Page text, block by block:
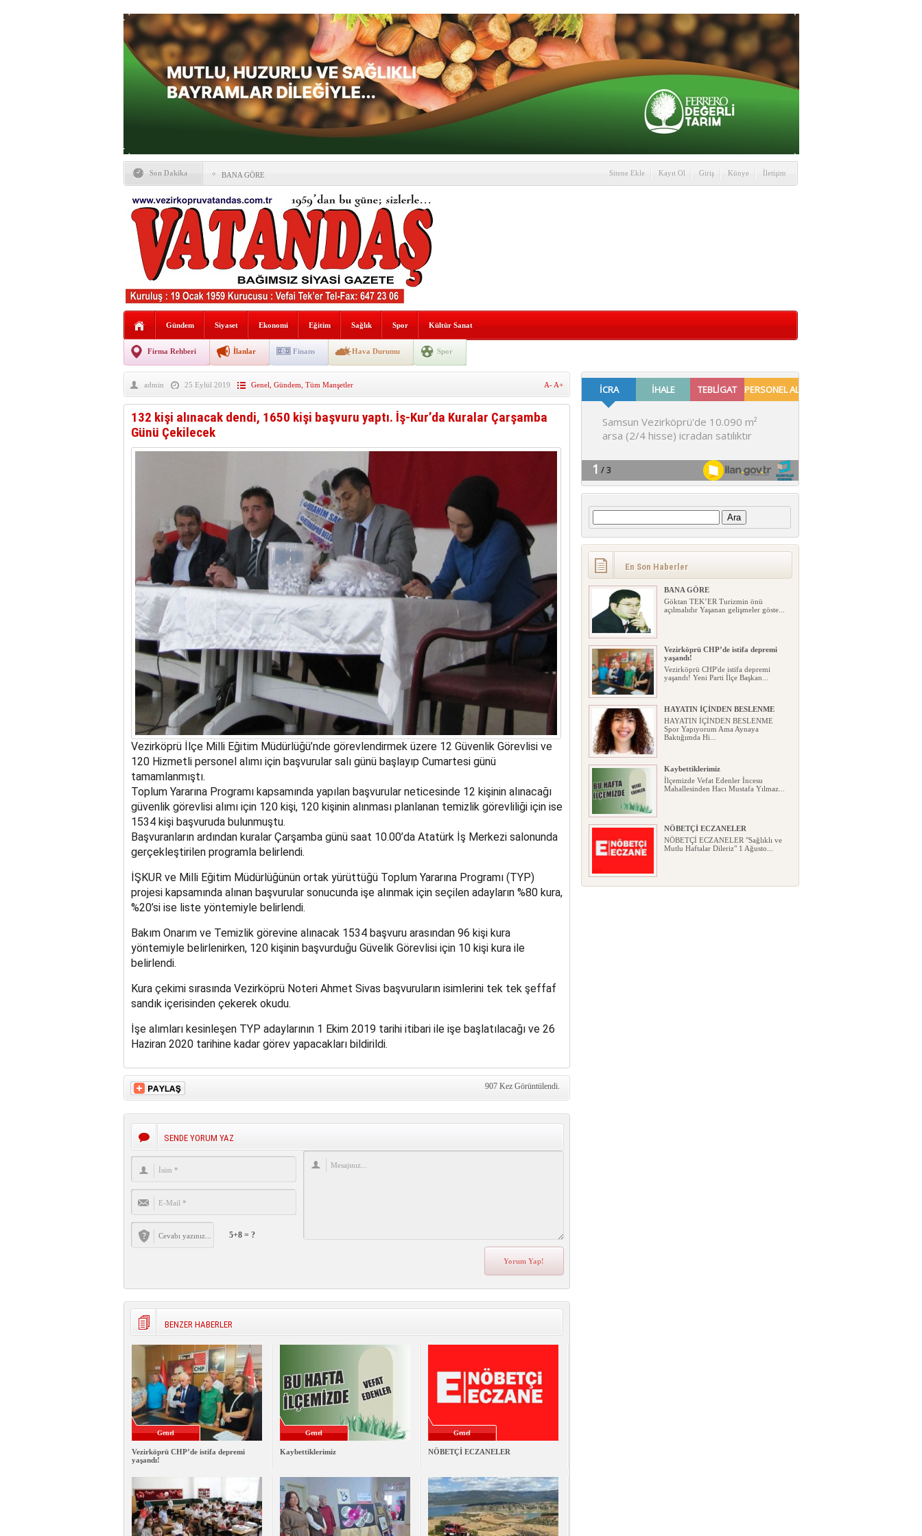
Son Dakika BANA GÖRE
Vezirköprü CHP’de istifa depremi yaşandı!
HAYATIN İÇİNDEN BESLENME
Kaybettiklerimiz
NÖBETÇİ ECZANELER
Okullarda yeni dönem: Yönetmelik kapsamlı şekilde
değişti
taşınıyor
Hafif ticari araç takla attı! 2’si Çocuk 5 Yaralı
“Yaz Seninle Güzel” doğa yürüyüşü
Sitene Ekle Kayıt Ol Giriş Künye İletişim
Gündem Siyaset Ekonomi Eğitim Sağlık Spor Kültür Sanat
Firma Rehberi İlanlar Finans Hava Durumu Spor
admin 25 Eylül 2019 Genel Gündem Tüm Manşetler A- A+
132 kişi alınacak dendi, 1650 kişi başvuru yaptı. İş-Kur’da Kuralar Çarşamba
Günü Çekilecek
Vezirköprü İlçe Milli Eğitim Müdürlüğü’nde görevlendirmek üzere 12 Güvenlik Görevlisi ve
120 Hizmetli personel alımı için başvurular salı günü başlayıp Cumartesi günü
tamamlanmıştı.
Toplum Yararına Programı kapsamında yapılan başvurular neticesinde 12 kişinin alınacağı
güvenlik görevlisi alımı için 120 kişi, 120 kişinin alınması planlanan temizlik görevliliği için ise
1534 kişi başvuruda bulunmuştu.
Başvuranların ardından kuralar Çarşamba günü saat 10.00’da Atatürk İş Merkezi salonunda
gerçekleştirilen programla belirlendi.
İŞKUR ve Milli Eğitim Müdürlüğünün ortak yürüttüğü Toplum Yararına Programı (TYP)
projesi kapsamında alınan başvurular sonucunda işe alınmak için seçilen adayların %80 kura,
%20’si ise liste yöntemiyle belirlendi.
Bakım Onarım ve Temizlik görevine alınacak 1534 başvuru arasından 96 kişi kura
yöntemiyle belirlenirken, 120 kişinin başvurduğu Güvelik Görevlisi için 10 kişi kura ile
belirlendi.
Kura çekimi sırasında Vezirköprü Noteri Ahmet Sivas başvuruların isimlerini tek tek şeffaf
sandık içerisinden çekerek okudu.
İşe alımları kesinleşen TYP adaylarının 1 Ekim 2019 tarihi itibari ile işe başlatılacağı ve 26
Haziran 2020 tarihine kadar görev yapacakları bildirildi.
907 Kez Görüntülendi.
SENDE YORUM YAZ
5+8 = ?
BENZER HABERLER
Genel
Vezirköprü CHP’de istifa depremi
yaşandı!
Genel
Kaybettiklerimiz
Genel
NÖBETÇİ ECZANELER
Arama:
En Son Haberler
BANA GÖRE
Göktan TEK’ER Turizmin önü
açılmalıdır Yaşanan gelişmeler göste...
Vezirköprü CHP’de istifa depremi
yaşandı!
Vezirköprü CHP'de istifa depremi
yaşandı! Yeni Parti İlçe Başkan...
HAYATIN İÇİNDEN BESLENME
HAYATIN İÇİNDEN BESLENME
Spor Yapıyorum Ama Aynaya
Baktığımda Hi...
Kaybettiklerimiz
İlçemizde Vefat Edenler İncesu
Mahallesinden Hacı Mustafa Yılmaz...
NÖBETÇİ ECZANELER
NÖBETÇİ ECZANELER "Sağlıklı ve
Mutlu Haftalar Dileriz" 1 Ağusto...
Okullarda yeni dönem: Yönetmelik